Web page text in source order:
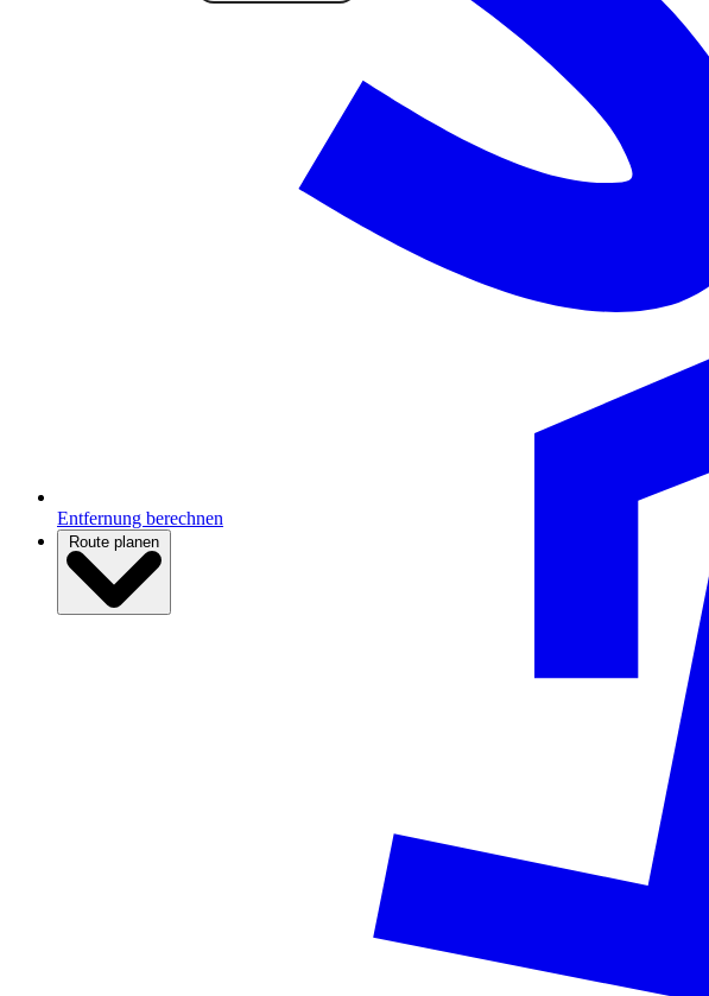
Entfernung berechnen
Route planen